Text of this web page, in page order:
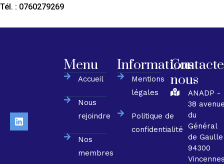
Tél. : 0760279269
Menu
Accueil
Nous
rejoindre
Nos
membres
Informations
Mentions
légales
Politique de
confidentialité
nous
ANADP -
38
du
Général
de Gaulle
94300